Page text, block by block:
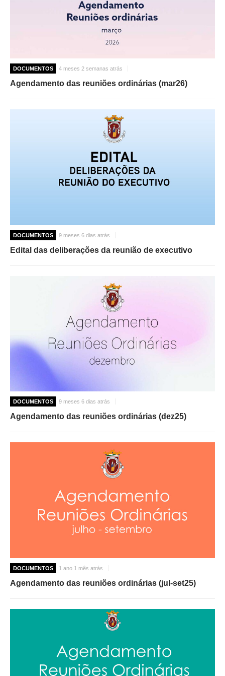
DOCUMENTOS 4 meses 2 semanas atrás
Agendamento das reuniões ordinárias (mar26)
DOCUMENTOS 9 meses 6 dias atrás
Edital das deliberações da reunião de executivo
DOCUMENTOS 9 meses 6 dias atrás
Agendamento das reuniões ordinárias (dez25)
DOCUMENTOS 1 ano 1 mês atrás
Agendamento das reuniões ordinárias (jul-set25)